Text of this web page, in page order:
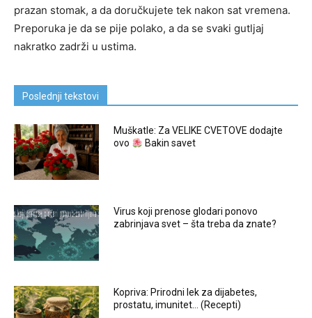
prazan stomak, a da doručkujete tek nakon sat vremena.
Preporuka je da se pije polako, a da se svaki gutljaj
nakratko zadrži u ustima.
Poslednji tekstovi
Muškatle: Za VELIKE CVETOVE dodajte
ovo
Bakin savet
Virus koji prenose glodari ponovo
zabrinjava svet – šta treba da znate?
Kopriva: Prirodni lek za dijabetes,
prostatu, imunitet… (Recepti)